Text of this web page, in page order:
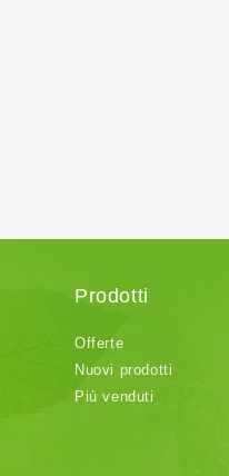
Prodotti
Offerte
Nuovi prodotti
Più venduti